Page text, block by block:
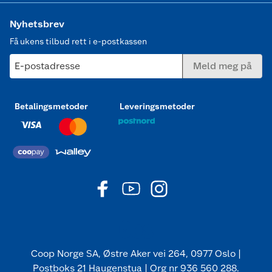
Nyhetsbrev
Få ukens tilbud rett i e-postkassen
E-postadresse Meld meg på
Betalingsmetoder Leveringsmetoder
Coop Norge SA, Østre Aker vei 264, 0977 Oslo |
Postboks 21 Haugenstua | Org nr 936 560 288.